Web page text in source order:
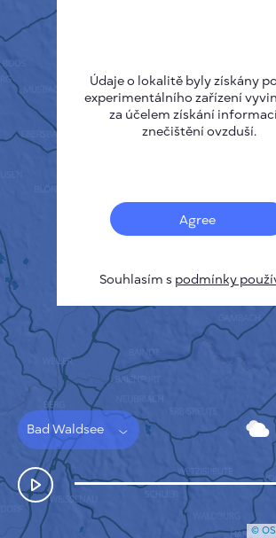
Bad Waldsee
Deutsch
Español
JAK TO FUNGUJE
ZÁSADY OCHRANY
PODMÍNKY A PRAVIDLA
PRŮVODCE INSTALACÍ
API
FAQ
KONTAKTUJTE NÁS
©
Údaje o lokalitě byly získány
experimentálního zařízení
za účelem získání
znečištění ovzduší.
Agree
Souhlasím s podmínky